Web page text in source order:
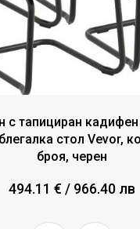
с тапициран кадифен
стол Vevor,
броя, черен
494.11 € / 966.40 лв